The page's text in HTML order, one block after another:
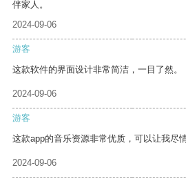
伴家人。
2024-09-06
游客
这款软件的界面设计非常简洁，一目了然。
2024-09-06
游客
这款app的音乐资源非常优质，可以让我尽
2024-09-06